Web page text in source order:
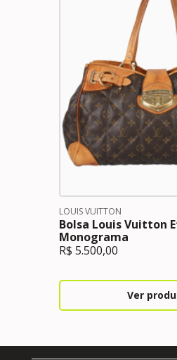
LOUIS VUITTON
Bolsa Louis Vuitton
Monograma
R$ 5.500,00
Ver